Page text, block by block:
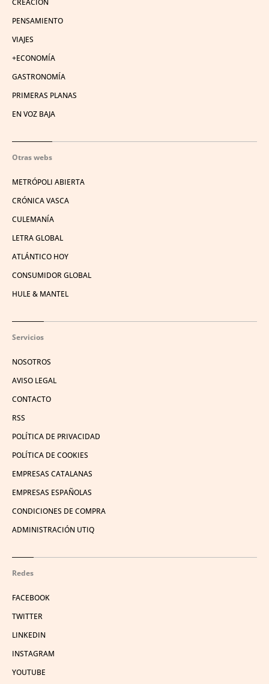
CREACIÓN
PENSAMIENTO
VIAJES
+ECONOMÍA
GASTRONOMÍA
PRIMERAS PLANAS
EN VOZ BAJA
Otras webs
METRÓPOLI ABIERTA
CRÓNICA VASCA
CULEMANÍA
LETRA GLOBAL
ATLÁNTICO HOY
CONSUMIDOR GLOBAL
HULE & MANTEL
Servicios
NOSOTROS
AVISO LEGAL
CONTACTO
RSS
POLÍTICA DE PRIVACIDAD
POLÍTICA DE COOKIES
EMPRESAS CATALANAS
EMPRESAS ESPAÑOLAS
CONDICIONES DE COMPRA
ADMINISTRACIÓN UTIQ
Redes
FACEBOOK
TWITTER
LINKEDIN
INSTAGRAM
YOUTUBE